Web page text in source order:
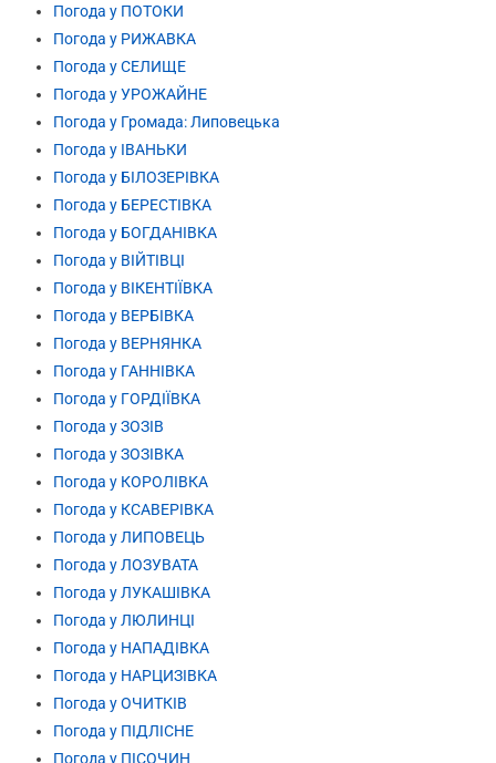
Погода у ПОТОКИ
Погода у РИЖАВКА
Погода у СЕЛИЩЕ
Погода у УРОЖАЙНЕ
Погода у Громада: Липовецька
Погода у ІВАНЬКИ
Погода у БІЛОЗЕРІВКА
Погода у БЕРЕСТІВКА
Погода у БОГДАНІВКА
Погода у ВІЙТІВЦІ
Погода у ВІКЕНТІЇВКА
Погода у ВЕРБІВКА
Погода у ВЕРНЯНКА
Погода у ГАННІВКА
Погода у ГОРДІЇВКА
Погода у ЗОЗІВ
Погода у ЗОЗІВКА
Погода у КОРОЛІВКА
Погода у КСАВЕРІВКА
Погода у ЛИПОВЕЦЬ
Погода у ЛОЗУВАТА
Погода у ЛУКАШІВКА
Погода у ЛЮЛИНЦІ
Погода у НАПАДІВКА
Погода у НАРЦИЗІВКА
Погода у ОЧИТКІВ
Погода у ПІДЛІСНЕ
Погода у ПІСОЧИН